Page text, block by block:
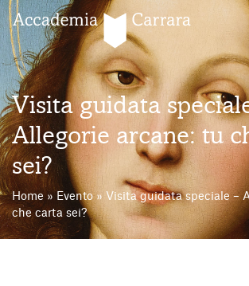
Salta
al
contenuto
Visita guidata
Allegorie arcane: tu
sei?
Home » Evento » Visita guidata speciale –
che carta sei?